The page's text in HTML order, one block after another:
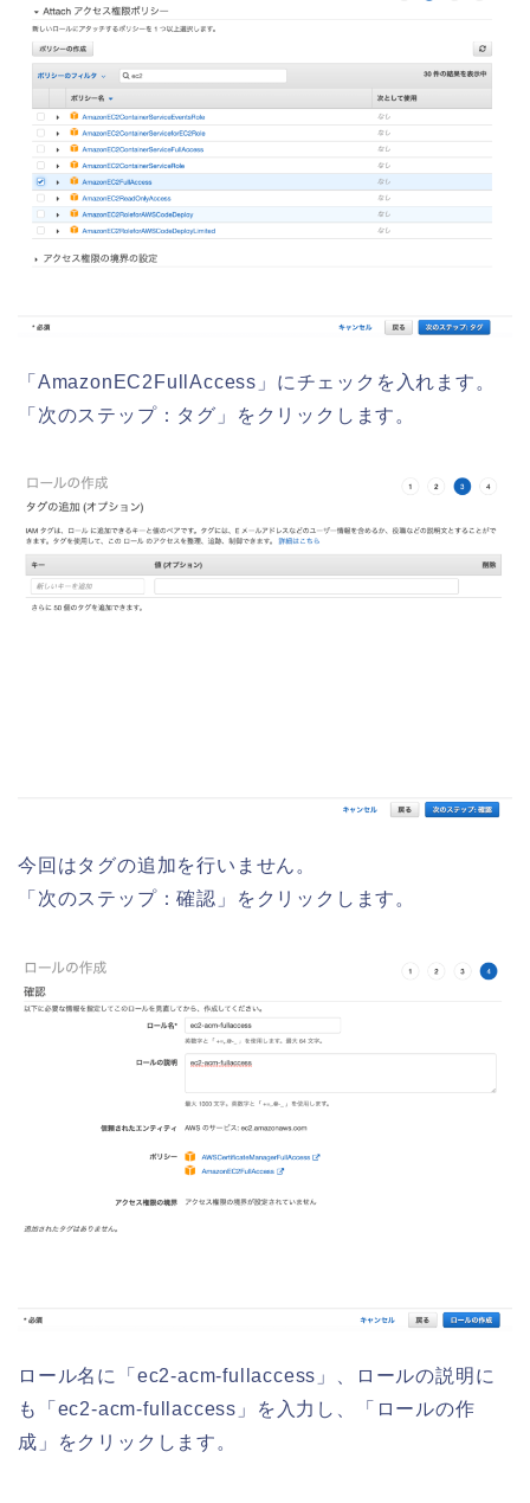
「AmazonEC2FullAccess」にチェックを入れます。
「次のステップ：タグ」をクリックします。
今回はタグの追加を行いません。
「次のステップ：確認」をクリックします。
ロール名に「ec2-acm-fullaccess」、ロールの説明に
も「ec2-acm-fullaccess」を入力し、「ロールの作
成」をクリックします。